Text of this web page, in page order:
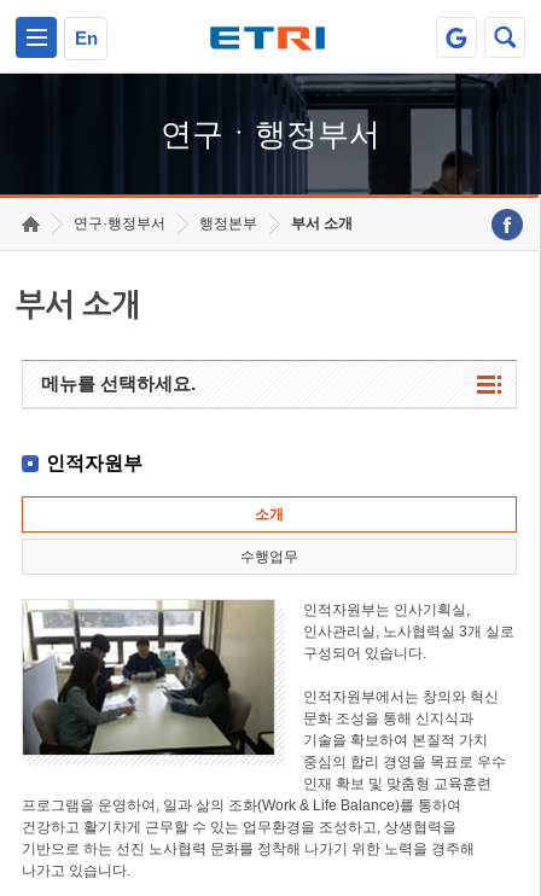
En
연구ㆍ행정부서
연구·행정부서 행정본부 부서 소개
부서 소개
메뉴를 선택하세요.
인적자원부
소개
수행업무
인적자원부는 인사기획실,
인사관리실, 노사협력실 3개 실로
구성되어 있습니다.
인적자원부에서는 창의와 혁신
문화 조성을 통해 신지식과
기술을 확보하여 본질적 가치
중심의 합리 경영을 목표로 우수
인재 확보 및 맞춤형 교육훈련
프로그램을 운영하여, 일과 삶의 조화(Work & Life Balance)를 통하여
건강하고 활기차게 근무할 수 있는 업무환경을 조성하고, 상생협력을
기반으로 하는 선진 노사협력 문화를 정착해 나가기 위한 노력을 경주해
나가고 있습니다.